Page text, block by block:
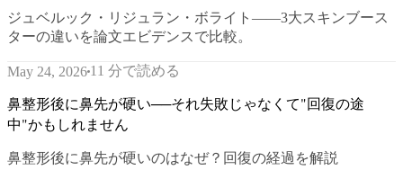
ジュベルック・リジュラン・ボライト——3大スキンブース
ターの違いを論文エビデンスで比較。
May 24, 2026 11 分で読める
鼻整形後に鼻先が硬い──それ失敗じゃなくて"回復の途
中"かもしれません
鼻整形後に鼻先が硬いのはなぜ？回復の経過を解説